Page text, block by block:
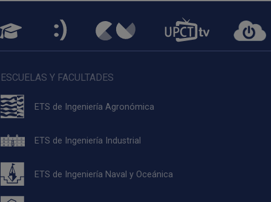
ESCUELAS Y FACULTADES
ETS de Ingeniería Agronómica
ETS de Ingeniería Industrial
ETS de Ingeniería Naval y Oceánica